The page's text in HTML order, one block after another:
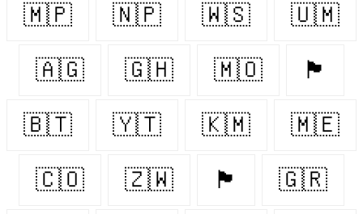
🇲🇵 🇳🇵 🇼🇸 🇺🇲
🇦🇬 🇬🇭 🇲🇴 🏴󠁧󠁢󠁥󠁮󠁧󠁿
🇧🇹 🇾🇹 🇰🇲 🇲🇪
🇨🇴 🇿🇼 🏴󠁧󠁢󠁳󠁣󠁴󠁿 🇬🇷